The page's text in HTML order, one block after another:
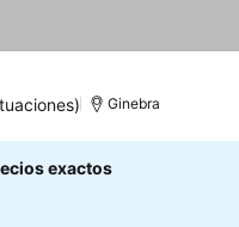
Ginebra
exactos